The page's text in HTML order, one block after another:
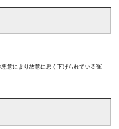
意により故意に悪く下げられている冤